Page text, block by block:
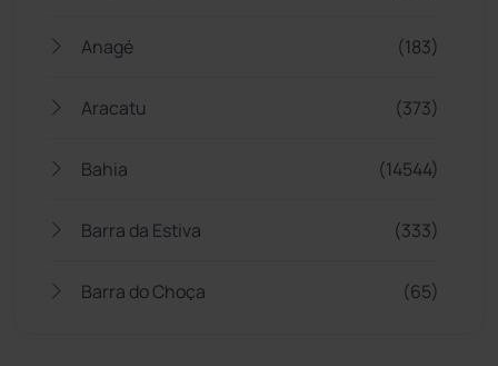
Anagé (183)
Aracatu (373)
Bahia (14544)
Barra da Estiva (333)
Barra do Choça (65)